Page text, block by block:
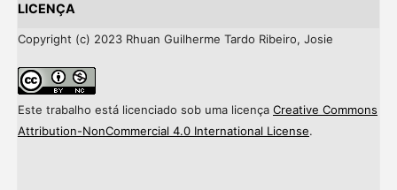
LICENÇA
Copyright (c) 2023 Rhuan Guilherme Tardo Ribeiro, Josie
Este trabalho está licenciado sob uma licença Creative Commons
Attribution-NonCommercial 4.0 International License.